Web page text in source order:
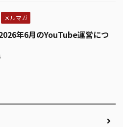
メルマガ
年6月のYouTube運営につ